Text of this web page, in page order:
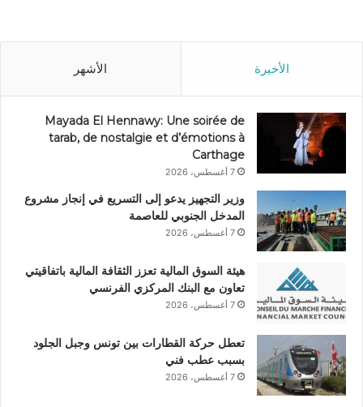
الأخيرة الأشهر
Mayada El Hennawy: Une soirée de
tarab, de nostalgie et d’émotions à
Carthage
7 أغسطس، 2026
وزير التجهيز يدعو إلى التسريع في إنجاز مشروع
المدخل الجنوبي للعاصمة
7 أغسطس، 2026
هيئة السوق المالية تعزز الثقافة المالية باتفاقيتي
تعاون مع البنك المركزي الفرنسي
7 أغسطس، 2026
تعطل حركة القطارات بين تونس وجبل الجلود
بسبب عطب فني
7 أغسطس، 2026